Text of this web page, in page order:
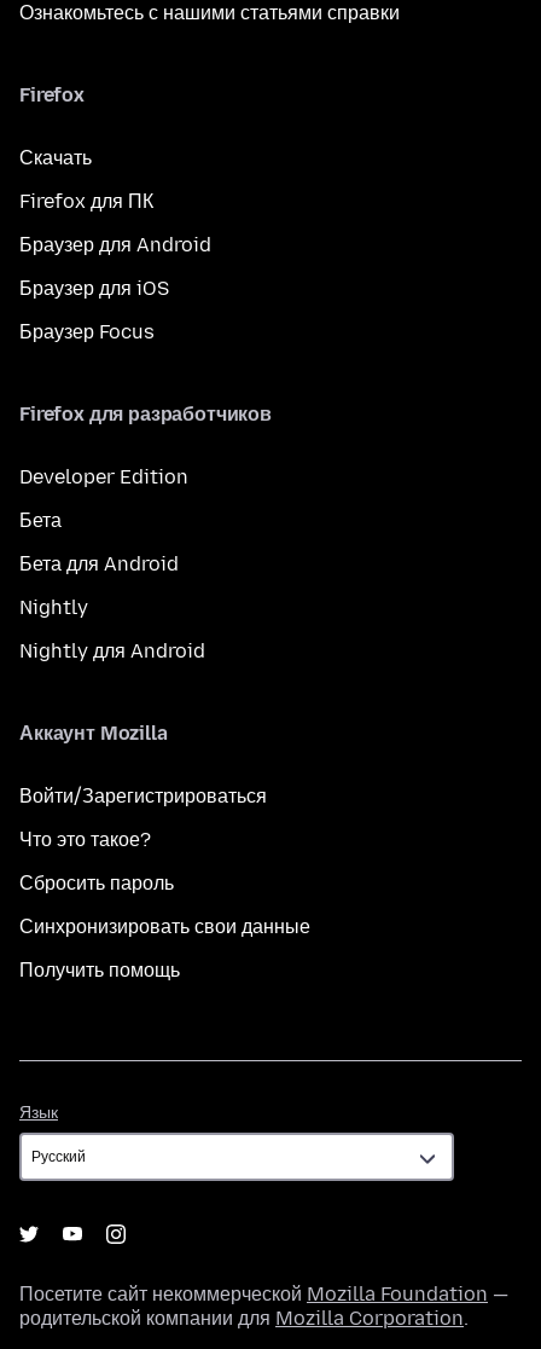
Ознакомьтесь с нашими статьями справки
Firefox
Скачать
Firefox для ПК
Браузер для Android
Браузер для iOS
Браузер Focus
Firefox для разработчиков
Developer Edition
Бета
Бета для Android
Nightly
Nightly для Android
Аккаунт Mozilla
Войти/Зарегистрироваться
Что это такое?
Сбросить пароль
Синхронизировать свои данные
Получить помощь
Язык
Посетите сайт некоммерческой Mozilla Foundation —
родительской компании для Mozilla Corporation.